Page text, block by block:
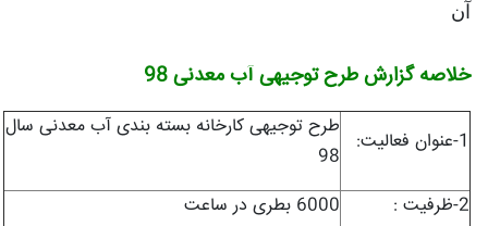
آن
خلاصه گزارش طرح توجیهی آب معدنی 98
1-عنوان فعاليت:
طرح توجیهی کارخانه بسته بندی آب معدنی سال
98
2-ظرفيت :
6000 بطری در ساعت